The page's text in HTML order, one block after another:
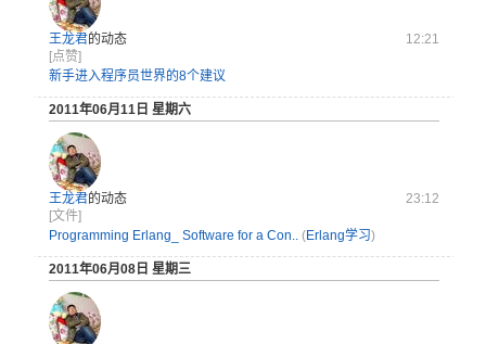
王龙君的动态
12:21
[点赞]
新手进入程序员世界的8个建议
2011年06月11日 星期六
王龙君的动态
23:12
[文件]
Programming Erlang_ Software for a Con.. (Erlang学习)
2011年06月08日 星期三